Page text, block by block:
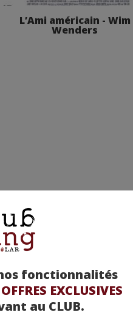
fonctionnalités
OFFRES EXCLUSIVES
au CLUB.
L’Ami américain - Wim
Wenders